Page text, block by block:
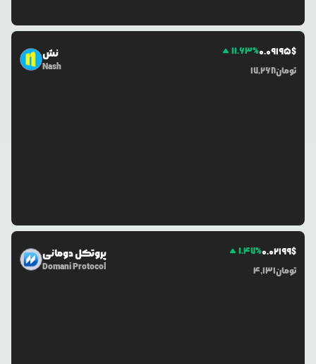
نش
Nash
11.63%0.09195$
17,268تومان
پروتکل دومانی
Domani Protocol
1.47%0.02199$
4,131تومان